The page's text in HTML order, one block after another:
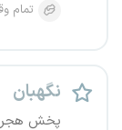
تمام
نگهبان
پخش